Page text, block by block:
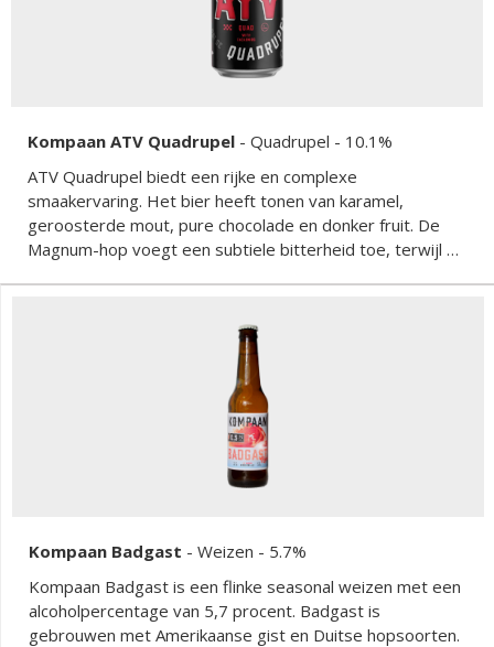
Kompaan ATV Quadrupel - Quadrupel - 10.1%
ATV Quadrupel biedt een rijke en complexe
smaakervaring. Het bier heeft tonen van karamel,
geroosterde mout, pure chocolade en donker fruit. De
Magnum-hop voegt een subtiele bitterheid toe, terwijl de
en fluweelzacht, met een verwarmende afdronk.
Kompaan Badgast - Weizen - 5.7%
Kompaan Badgast is een flinke seasonal weizen met een
alcoholpercentage van 5,7 procent. Badgast is
gebrouwen met Amerikaanse gist en Duitse hopsoorten.